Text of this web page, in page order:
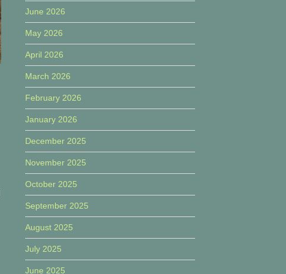
June 2026
May 2026
April 2026
March 2026
February 2026
January 2026
December 2025
November 2025
October 2025
September 2025
August 2025
July 2025
June 2025